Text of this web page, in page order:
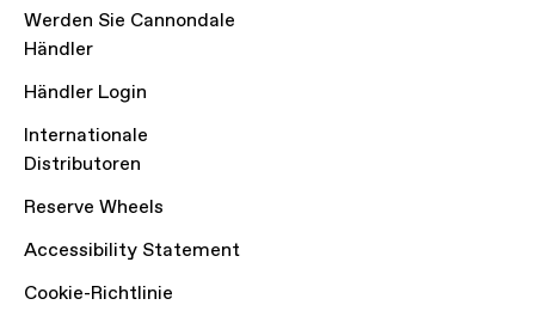
Werden Sie Cannondale
Händler
Händler Login
Internationale
Distributoren
Reserve Wheels
Accessibility Statement
Cookie-Richtlinie